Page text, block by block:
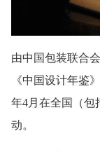
由中国包装联合
《中国设计年鉴
年4月在全国（包
动。